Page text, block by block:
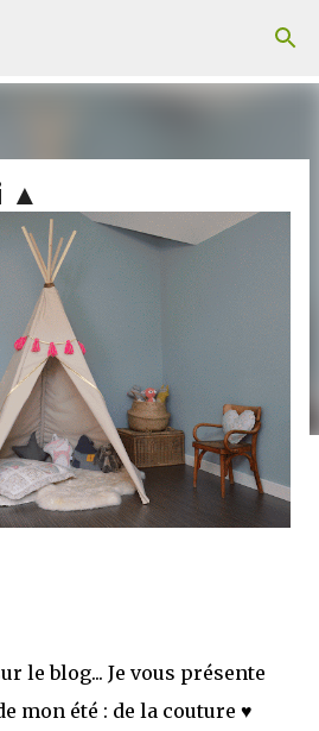
contenu principal
▲
le blog... Je vous présente
mon été : de la couture ♥